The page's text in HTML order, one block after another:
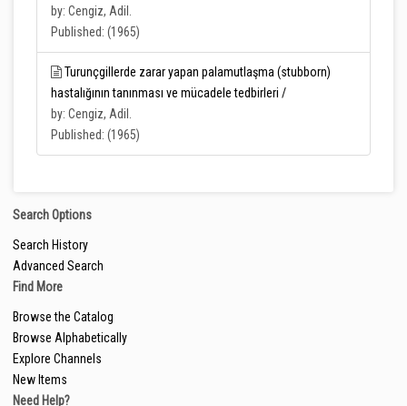
by: Cengiz, Adil.
Published: (1965)
Turunçgillerde zarar yapan palamutlaşma (stubborn)
hastalığının tanınması ve mücadele tedbirleri /
by: Cengiz, Adil.
Published: (1965)
Search Options
Search History
Advanced Search
Find More
Browse the Catalog
Browse Alphabetically
Explore Channels
New Items
Need Help?